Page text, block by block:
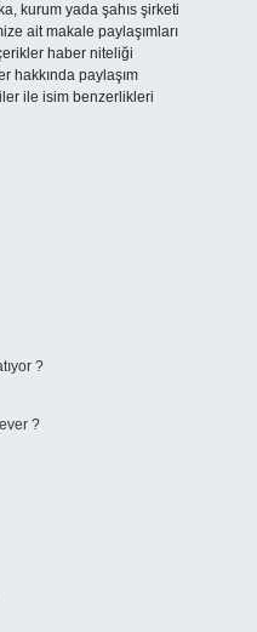
kurum yada şahıs şirketi
ait makale paylaşımları
haber niteliği
hakkında paylaşım
ile isim benzerlikleri
?
?